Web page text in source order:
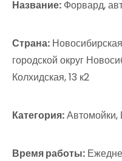
Название: Форвард,
Страна:
городской округ
Колхидская, 13 к2
Категория:
Время работы: